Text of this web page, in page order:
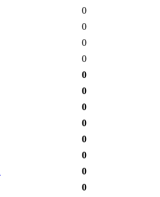
0
0
0
0
0
0
0
0
0
0
0
0